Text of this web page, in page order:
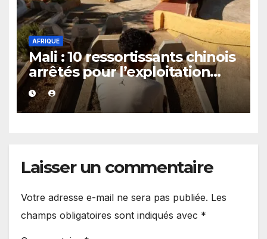
AFRIQUE
Mali : 10 ressortissants chinois
arrêtés pour l’exploitation
présumée d’un casino
clandestin
Laisser un commentaire
Votre adresse e-mail ne sera pas publiée. Les
champs obligatoires sont indiqués avec *